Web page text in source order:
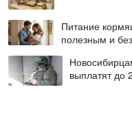
Питание
полезным и
выплатят до